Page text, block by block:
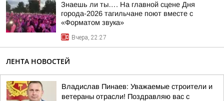
Знаешь ли ты…. На главной сцене Дня
города-2026 тагильчане поют вместе с
«Форматом звука»
Вчера, 22:27
ЛЕНТА НОВОСТЕЙ
Владислав Пинаев: Уважаемые строители и
ветераны отрасли! Поздравляю вас с